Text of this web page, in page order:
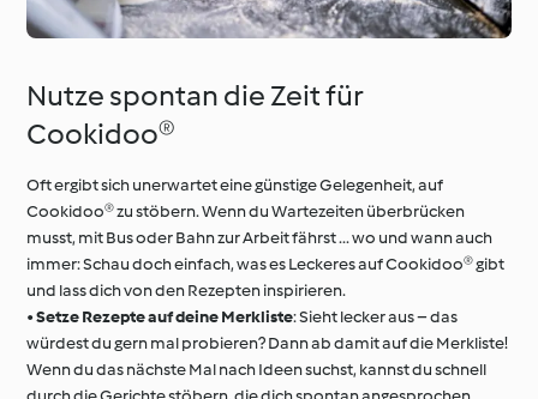
Nutze spontan die Zeit für
Cookidoo®
Oft ergibt sich unerwartet eine günstige Gelegenheit, auf
Cookidoo® zu stöbern. Wenn du Wartezeiten überbrücken
musst, mit Bus oder Bahn zur Arbeit fährst ... wo und wann auch
immer: Schau doch einfach, was es Leckeres auf Cookidoo® gibt
und lass dich von den Rezepten inspirieren.
•Setze Rezepte auf deine Merkliste: Sieht lecker aus – das
würdest du gern mal probieren? Dann ab damit auf die Merkliste!
Wenn du das nächste Mal nach Ideen suchst, kannst du schnell